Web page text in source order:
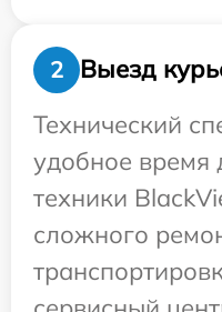
2
Выезд
Технический
удобное время
техники
сложного